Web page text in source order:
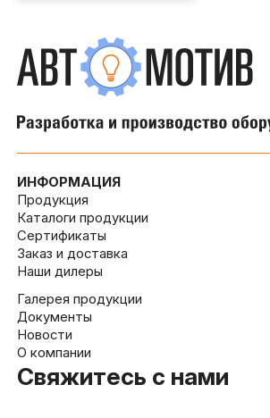
ИНФОРМАЦИЯ
Продукция
Каталоги продукции
Сертификаты
Заказ и доставка
Наши дилеры
Галерея продукции
Документы
Новости
О компании
Свяжитесь с нами